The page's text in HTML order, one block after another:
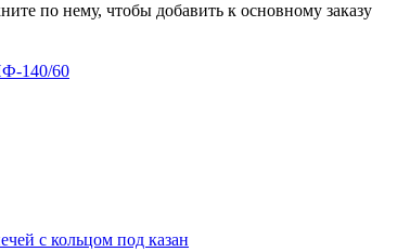
по нему, чтобы добавить к основному заказу
140/60
с кольцом под казан